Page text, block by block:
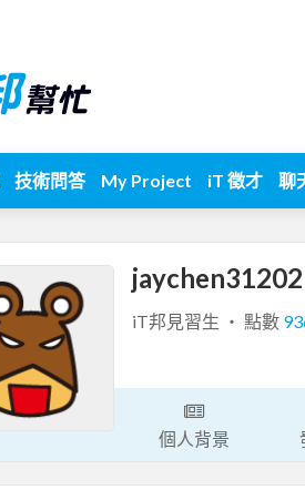
技術問答 My Project iT 徵才 聊
jaychen31202
iT邦見習生 ‧ 點數
個人背景